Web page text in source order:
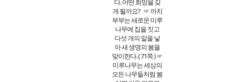
다. 어떤 희망을 갖
게 될까요? ☞ 까치
부부는 새로운 미루
나무에 집을 짓고
다섯 개의 알을 낳
아 새 생명의 봄을
맞이한다. ( 71쪽 ) ☞
미루나무는 세상의
모든 나무들처럼 봄